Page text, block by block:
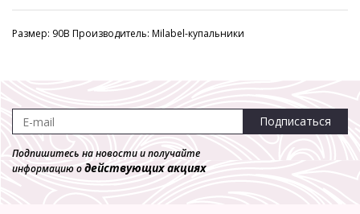
Размер: 90B Производитель: Milabel-купальники
Подписаться
Подпишитесь на новости и получайте
информацию одействующих акциях